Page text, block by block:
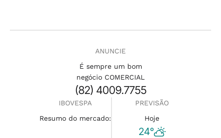
ANUNCIE
É sempre um bom
negócio COMERCIAL
(82) 4009.7755
IBOVESPA
Resumo do mercado:
PREVISÃO
Hoje
24°